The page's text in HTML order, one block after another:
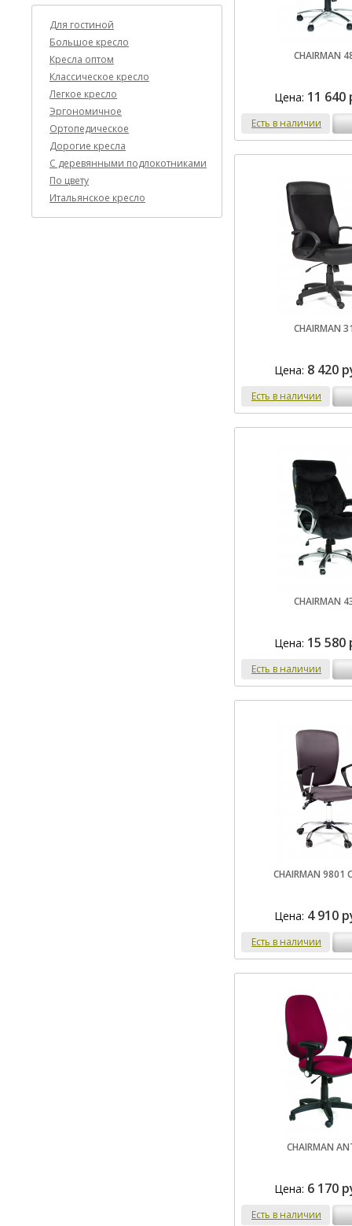
Для гостиной
Большое кресло
Кресла оптом
Классическое кресло
Легкое кресло
Эргономичное
Ортопедическое
Дорогие кресла
C деревянными подлокотниками
По цвету
Итальянское кресло
CHAIRMAN
Цена: 11 640
Есть в наличии
CHAIRMAN
Цена: 8 420
Есть в наличии
CHAIRMAN
Цена: 15 580
Есть в наличии
CHAIRMAN 9801
Цена: 4 910
Есть в наличии
CHAIRMAN
Цена: 6 170
Есть в наличии